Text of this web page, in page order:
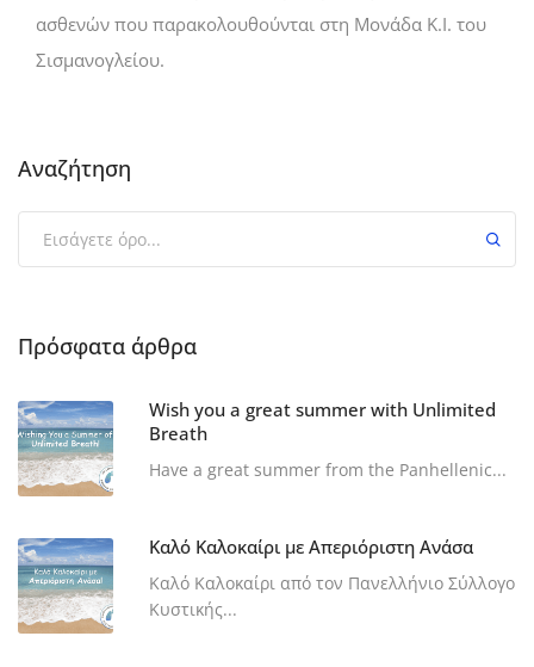
ασθενών που παρακολουθούνται στη Μονάδα Κ.Ι. του
Σισμανογλείου.
Αναζήτηση
Πρόσφατα άρθρα
Wish you a great summer with Unlimited
Breath
Have a great summer from the Panhellenic...
Καλό Καλοκαίρι με Απεριόριστη Ανάσα
Καλό Καλοκαίρι από τον Πανελλήνιο Σύλλογο
Κυστικής...